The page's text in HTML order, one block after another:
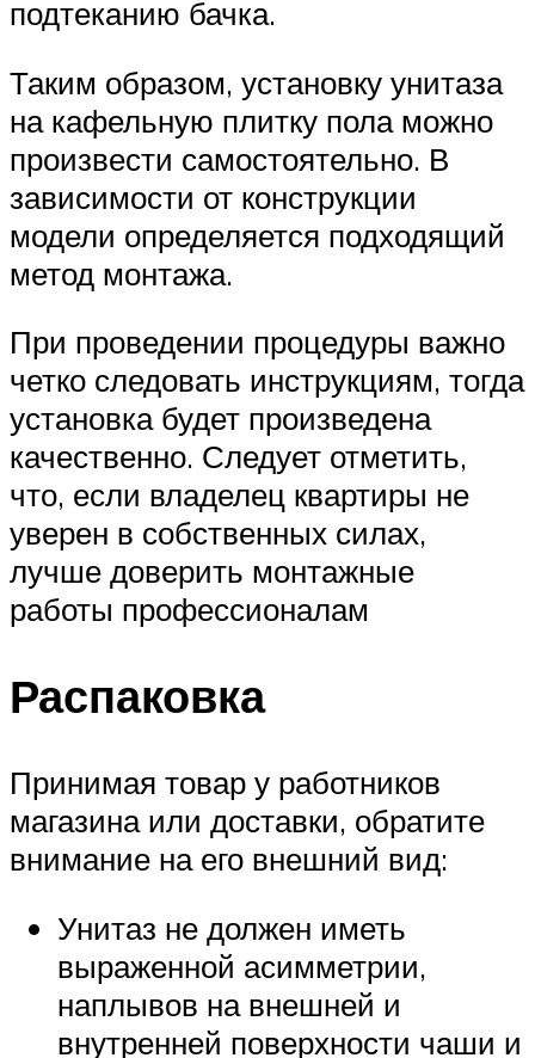
подтеканию бачка.
Таким образом, установку унитаза
на кафельную плитку пола можно
произвести самостоятельно. В
зависимости от конструкции
модели определяется подходящий
метод монтажа.
При проведении процедуры важно
четко следовать инструкциям, тогда
установка будет произведена
качественно. Следует отметить,
что, если владелец квартиры не
уверен в собственных силах,
лучше доверить монтажные
работы профессионалам
Распаковка
Принимая товар у работников
магазина или доставки, обратите
внимание на его внешний вид:
Унитаз не должен иметь
выраженной асимметрии,
наплывов на внешней и
внутренней поверхности чаши и